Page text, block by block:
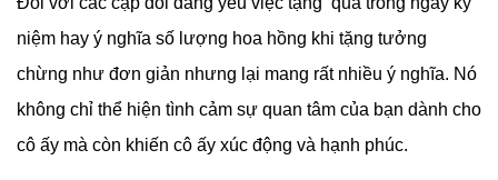
niệm hay ý nghĩa số lượng hoa hồng khi tặng tưởng
chừng như đơn giản nhưng lại mang rất nhiều ý nghĩa. Nó
không chỉ thể hiện tình cảm sự quan tâm của bạn dành cho
cô ấy mà còn khiến cô ấy xúc động và hạnh phúc.